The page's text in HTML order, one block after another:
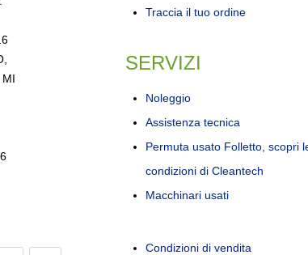
MI
Traccia il tuo ordine
SERVIZI
Noleggio
Assistenza tecnica
Permuta usato Folletto, scopri
condizioni di Cleantech
Macchinari usati
Condizioni di vendita